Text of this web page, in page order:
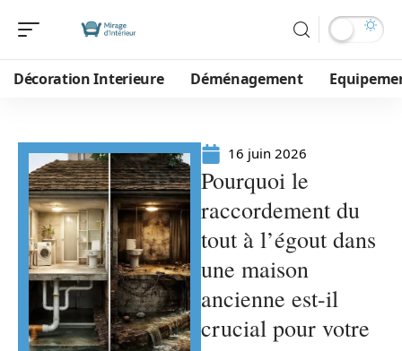
Décoration Interieure Déménagement
16 juin 2026
Pourquoi le
raccordement du
tout à l’égout dans
une maison
ancienne est-il
crucial pour votre